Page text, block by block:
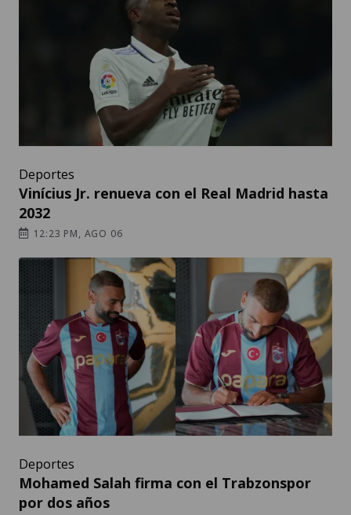
Deportes
Vinícius Jr. renueva con el Real Madrid hasta
2032
12:23 PM, AGO 06
Deportes
Mohamed Salah firma con el Trabzonspor
por dos años